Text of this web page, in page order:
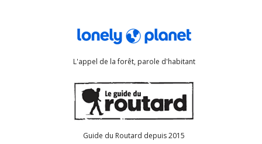
L'appel de la forêt, parole d'habitant
Guide du Routard depuis 2015